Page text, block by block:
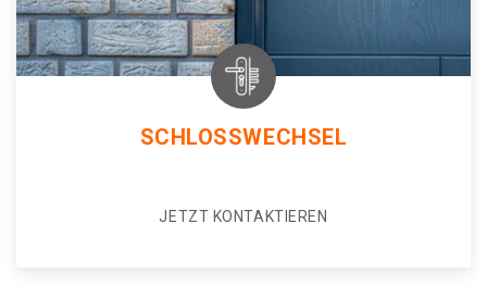
SCHLOSSWECHSEL
JETZT KONTAKTIEREN